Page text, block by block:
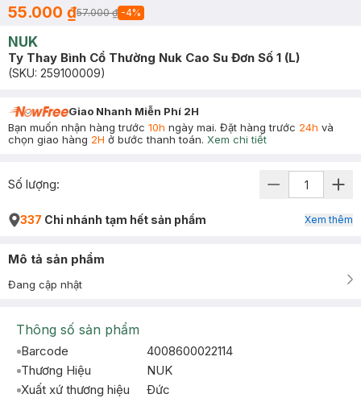
55.000 ₫57.000 ₫ -4%
NUK
Ty Thay Bình Cổ Thường Nuk Cao Su Đơn Số 1 (L)
(SKU: 259100009)
Giao Nhanh Miễn Phí 2H
Bạn muốn nhận hàng trước 10h ngày mai. Đặt hàng trước 24h và
chọn giao hàng 2H ở bước thanh toán. Xem chi tiết
Số lượng:
337 Chi nhánh tạm hết sản phẩm Xem thêm
Mô tả sản phẩm
Đang cập nhật
Thông số sản phẩm
Barcode
4008600022114
Thương Hiệu
NUK
Xuất xứ thương hiệu
Ðức